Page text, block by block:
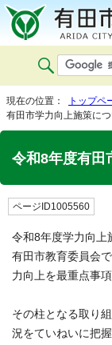
現在の位置： トップペ
有田市学力向上施策に
令和8年度有田
ページID1005560
令和8年度学力向上
有田市教育委員会
力向上を最重点事
その柱となる取り
況をていねいに把